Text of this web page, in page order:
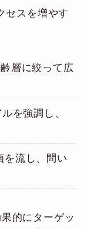
セスを増やす
層に絞って広
を強調し、
を流し、問い
的にターゲッ